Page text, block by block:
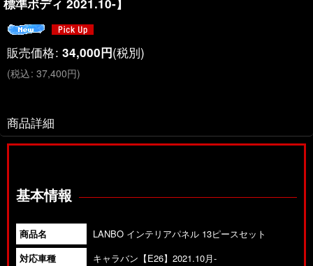
標準ボディ 2021.10-】
販売価格: 34,000円(税別)
(税込: 37,400円)
商品詳細
基本情報
商品名
LANBO インテリアパネル 13ピースセット
対応車種
キャラバン【E26】2021.10月-